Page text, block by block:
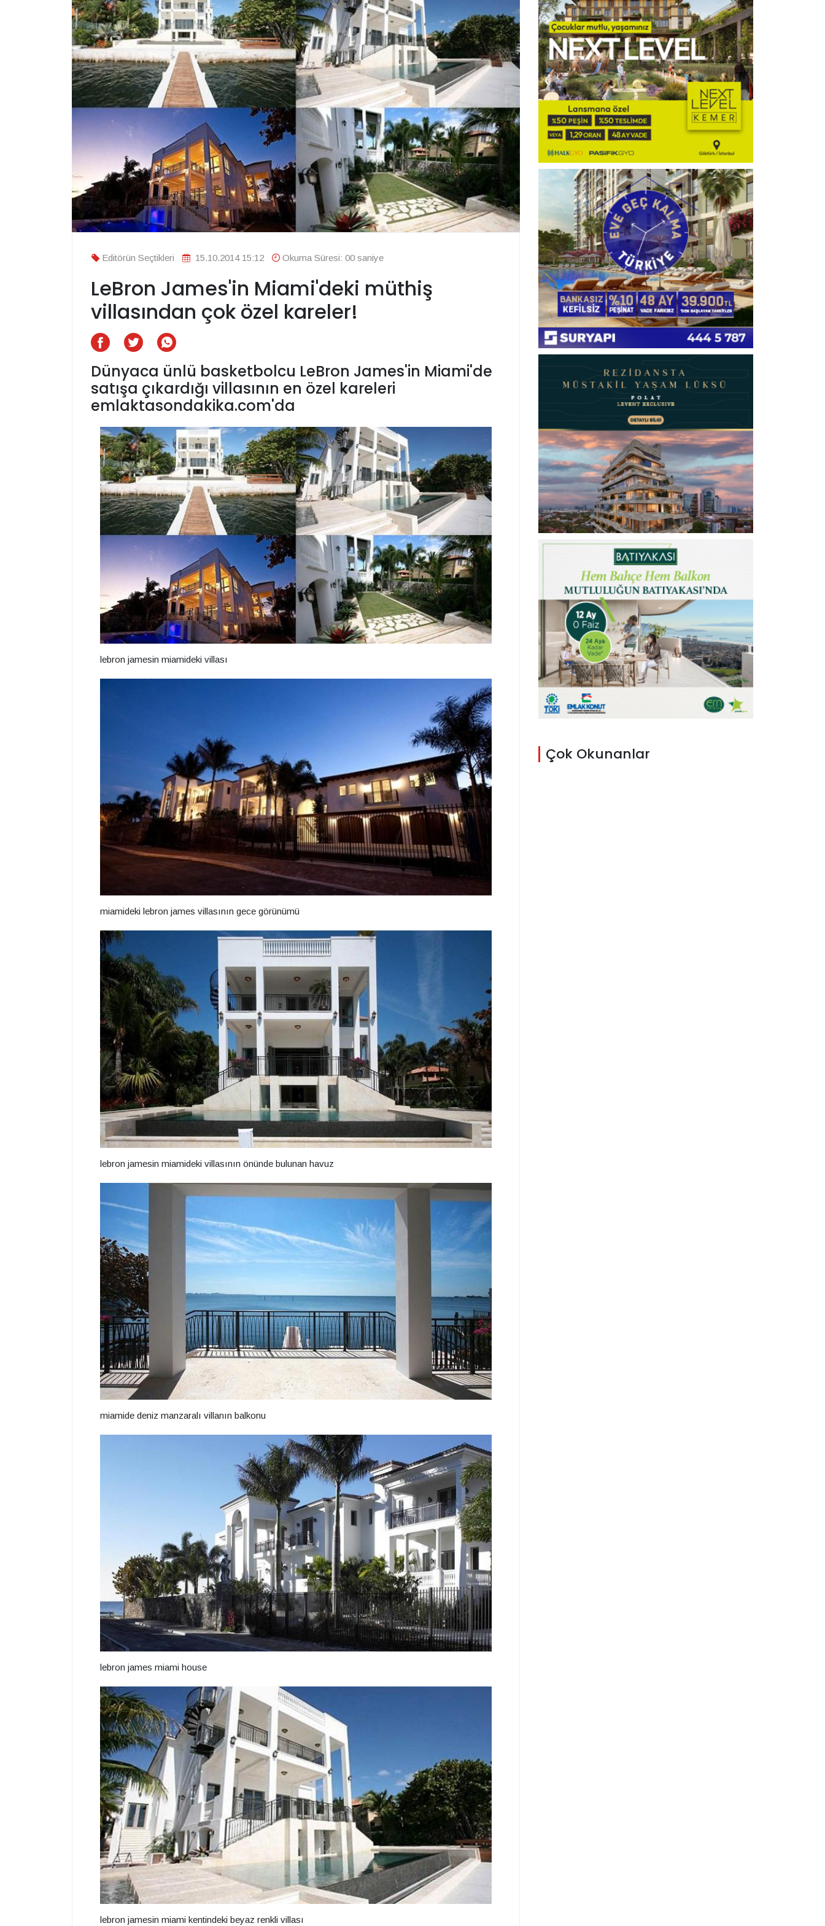
Editörün Seçtikleri 15.10.2014 15:12 Okuma Süresi: 00 saniye
LeBron James'in Miami'deki müthiş
villasından çok özel kareler!
Dünyaca ünlü basketbolcu LeBron James'in Miami'de
satışa çıkardığı villasının en özel kareleri
emlaktasondakika.com'da
lebron jamesin miamideki villası
miamideki lebron james villasının gece görünümü
lebron jamesin miamideki villasının önünde bulunan havuz
miamide deniz manzaralı villanın balkonu
lebron james miami house
lebron jamesin miami kentindeki beyaz renkli villası
Çok Okunanlar